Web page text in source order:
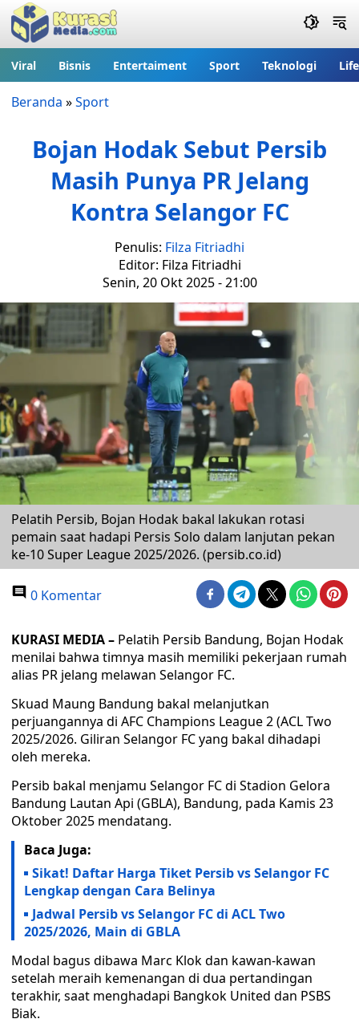
Viral Bisnis Entertaiment Sport Teknologi
Beranda »Sport
Bojan Hodak Sebut Persib
Masih Punya PR Jelang
Kontra Selangor FC
Penulis: Filza Fitriadhi
Editor: Filza Fitriadhi
Senin, 20 Okt 2025 - 21:00
Pelatih Persib, Bojan Hodak bakal lakukan rotasi
pemain saat hadapi Persis Solo dalam lanjutan pekan
ke-10 Super League 2025/2026. (persib.co.id)
0 Komentar
KURASI MEDIA – Pelatih Persib Bandung, Bojan Hodak
menilai bahwa timnya masih memiliki pekerjaan rumah
alias PR jelang melawan Selangor FC.
Skuad Maung Bandung bakal melanjutkan
perjuangannya di AFC Champions League 2 (ACL Two
2025/2026. Giliran Selangor FC yang bakal dihadapi
oleh mereka.
Persib bakal menjamu Selangor FC di Stadion Gelora
Bandung Lautan Api (GBLA), Bandung, pada Kamis 23
Oktober 2025 mendatang.
Baca Juga:
Sikat! Daftar Harga Tiket Persib vs Selangor FC
Lengkap dengan Cara Belinya
Jadwal Persib vs Selangor FC di ACL Two
2025/2026, Main di GBLA
Modal bagus dibawa Marc Klok dan kawan-kawan
setelah meraih kemenangan di dua pertandingan
terakhir, saat menghadapi Bangkok United dan PSBS
Biak.